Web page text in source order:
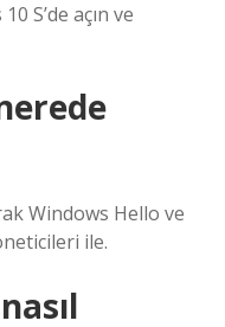
S’de açın ve
Windows Hello ve
ile.